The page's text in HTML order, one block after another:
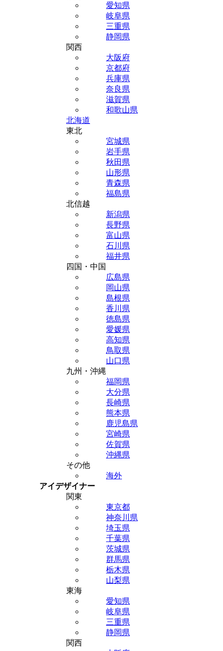
愛知県
岐阜県
三重県
静岡県
関西
大阪府
京都府
兵庫県
奈良県
滋賀県
和歌山県
北海道
東北
宮城県
岩手県
秋田県
山形県
青森県
福島県
北信越
新潟県
長野県
富山県
石川県
福井県
四国・中国
広島県
岡山県
島根県
香川県
徳島県
愛媛県
高知県
鳥取県
山口県
九州・沖縄
福岡県
大分県
長崎県
熊本県
鹿児島県
宮崎県
佐賀県
沖縄県
その他
海外
アイデザイナー
関東
東京都
神奈川県
埼玉県
千葉県
茨城県
群馬県
栃木県
山梨県
東海
愛知県
岐阜県
三重県
静岡県
関西